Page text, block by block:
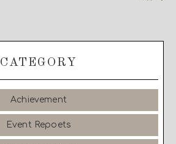
CATEGORY
Achievement
Event Repoets